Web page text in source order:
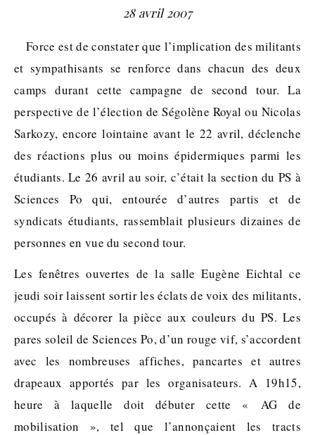
28 avril 2007
Force est de constater que l’implication des militants
et sympathisants se renforce dans chacun des deux
camps durant cette campagne de second tour. La
perspective de l’élection de Ségolène Royal ou Nicolas
Sarkozy, encore lointaine avant le 22 avril, déclenche
des réactions plus ou moins épidermiques parmi les
étudiants. Le 26 avril au soir, c’était la section du PS à
Sciences Po qui, entourée d’autres partis et de
syndicats étudiants, rassemblait plusieurs dizaines de
personnes en vue du second tour.
Les fenêtres ouvertes de la salle Eugène Eichtal ce
jeudi soir laissent sortir les éclats de voix des militants,
occupés à décorer la pièce aux couleurs du PS. Les
pares soleil de Sciences Po, d’un rouge vif, s’accordent
avec les nombreuses affiches, pancartes et autres
drapeaux apportés par les organisateurs. A 19h15,
heure à laquelle doit débuter cette « AG de
mobilisation », tel que l’annonçaient les tracts